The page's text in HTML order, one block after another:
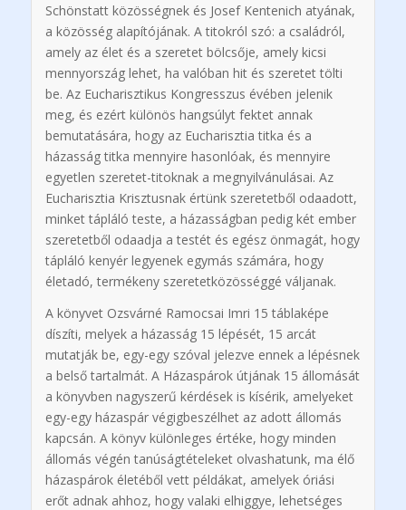
Schönstatt közösségnek és Josef Kentenich atyának,
a közösség alapítójának. A titokról szó: a családról,
amely az élet és a szeretet bölcsője, amely kicsi
mennyország lehet, ha valóban hit és szeretet tölti
be. Az Eucharisztikus Kongresszus évében jelenik
meg, és ezért különös hangsúlyt fektet annak
bemutatására, hogy az Eucharisztia titka és a
házasság titka mennyire hasonlóak, és mennyire
egyetlen szeretet-titoknak a megnyilvánulásai. Az
Eucharisztia Krisztusnak értünk szeretetből odaadott,
minket tápláló teste, a házasságban pedig két ember
szeretetből odaadja a testét és egész önmagát, hogy
tápláló kenyér legyenek egymás számára, hogy
életadó, termékeny szeretetközösséggé váljanak.
A könyvet Ozsvárné Ramocsai Imri 15 táblaképe
díszíti, melyek a házasság 15 lépését, 15 arcát
mutatják be, egy-egy szóval jelezve ennek a lépésnek
a belső tartalmát. A Házaspárok útjának 15 állomását
a könyvben nagyszerű kérdések is kísérik, amelyeket
egy-egy házaspár végigbeszélhet az adott állomás
kapcsán. A könyv különleges értéke, hogy minden
állomás végén tanúságtételeket olvashatunk, ma élő
házaspárok életéből vett példákat, amelyek óriási
erőt adnak ahhoz, hogy valaki elhiggye, lehetséges